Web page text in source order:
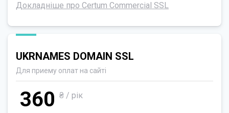
Докладніше про Certum Commercial SSL
UKRNAMES DOMAIN SSL
Для приему оплат на сайті
360 ₴ / рік